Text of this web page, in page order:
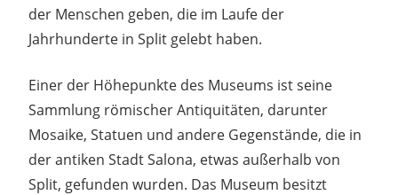
der Menschen geben, die im Laufe der
Jahrhunderte in Split gelebt haben.
Einer der Höhepunkte des Museums ist seine
Sammlung römischer Antiquitäten, darunter
Mosaike, Statuen und andere Gegenstände, die in
der antiken Stadt Salona, etwas außerhalb von
Split, gefunden wurden. Das Museum besitzt